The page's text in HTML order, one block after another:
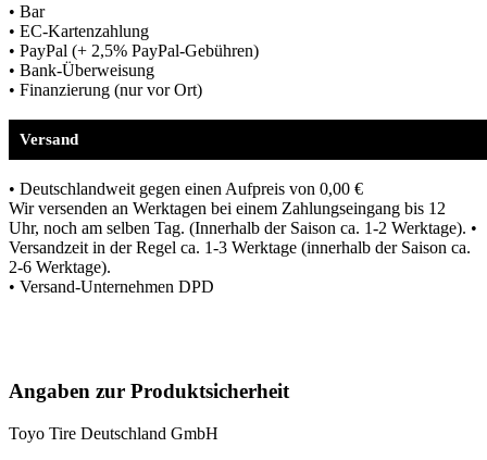
• Bar
• EC-Kartenzahlung
• PayPal (+ 2,5% PayPal-Gebühren)
• Bank-Überweisung
• Finanzierung (nur vor Ort)
Versand
• Deutschlandweit gegen einen Aufpreis von 0,00 €
Wir versenden an Werktagen bei einem Zahlungseingang bis 12
Uhr, noch am selben Tag. (Innerhalb der Saison ca. 1-2 Werktage). •
Versandzeit in der Regel ca. 1-3 Werktage (innerhalb der Saison ca.
2-6 Werktage).
• Versand-Unternehmen DPD
Angaben zur Produktsicherheit
Toyo Tire Deutschland GmbH